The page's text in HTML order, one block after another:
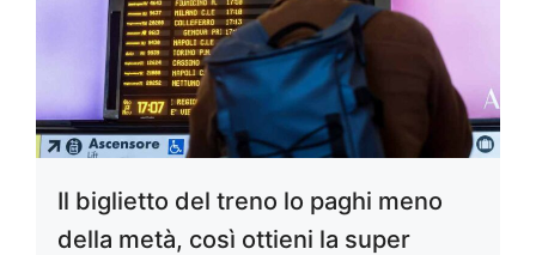
Il biglietto del treno lo paghi meno
della metà, così ottieni la super